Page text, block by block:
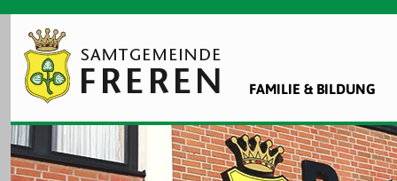
FAMILIE & BILDUNG